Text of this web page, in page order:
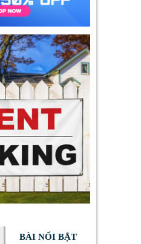
BÀI NỔI BẬT